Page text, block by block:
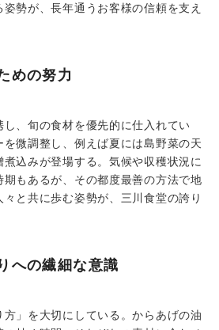
勢が、長年通うお客様の信頼を支え
めの努力
、旬の食材を優先的に仕入れてい
微調整し、例えば夏には島野菜の天
込みが登場する。気候や収穫状況に
期もあるが、その都度最善の方法で地
と共に歩む姿勢が、三川食堂の誇り
への繊細な意識
」を大切にしている。からあげの油